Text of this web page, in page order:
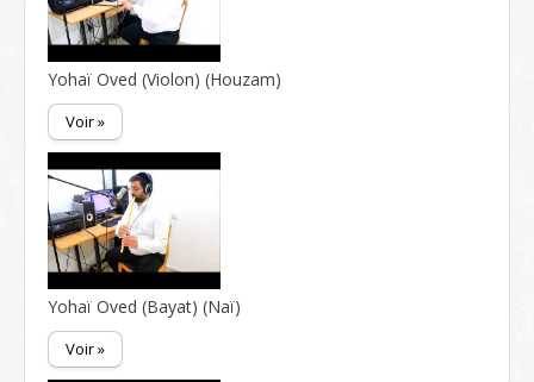
Yohaï Oved (Violon) (Houzam)
Voir »
Yohaï Oved (Bayat) (Naï)
Voir »